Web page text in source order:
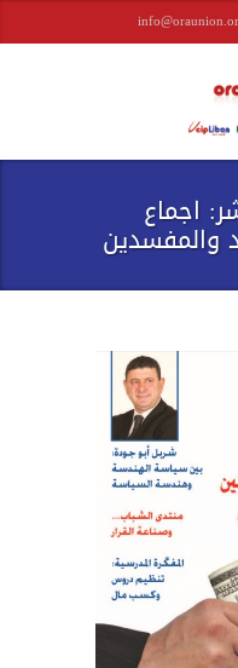
اجماع
والمفسدين